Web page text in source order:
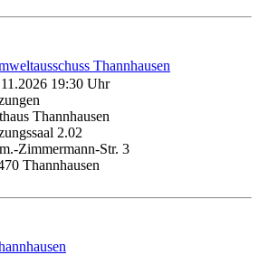
Thannhausen
19:30 Uhr
Thannhausen
2.02
Zimmermann-Str. 3
Thannhausen